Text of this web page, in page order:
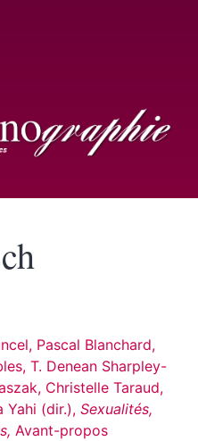
Pascal Blanchard,
T. Denean Sharpley-
Christelle Taraud,
Yahi (dir.), Sexualités,
Avant-propos